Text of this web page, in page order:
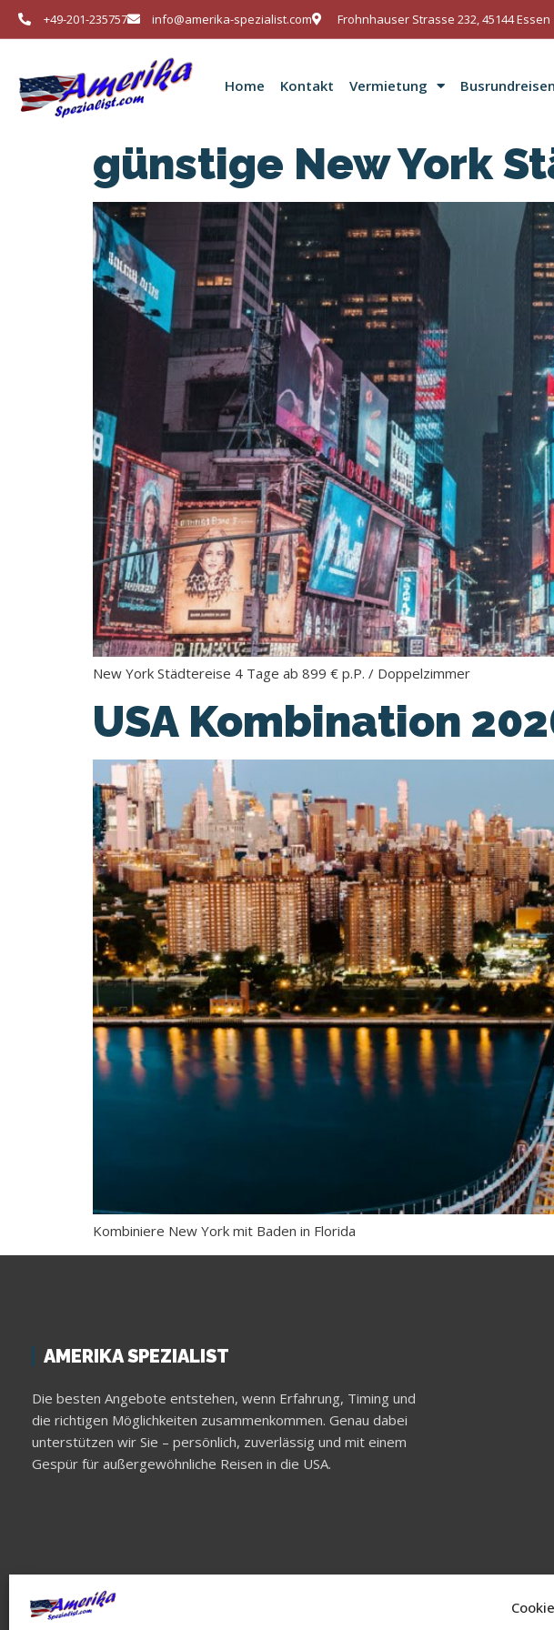
+49-201-235757 info@amerika-spezialist.com Frohnhauser Strasse 232, 45144 Essen
Home Kontakt Vermietung Busrundreisen
günstige New York
New York Städtereise 4 Tage ab 899 € p.P. / Doppelzimmer
USA Kombination
Kombiniere New York mit Baden in Florida
AMERIKA SPEZIALIST
Die besten Angebote entstehen, wenn Erfahrung, Timing und
die richtigen Möglichkeiten zusammenkommen. Genau dabei
unterstützen wir Sie – persönlich, zuverlässig und mit einem
Gespür für außergewöhnliche Reisen in die USA.